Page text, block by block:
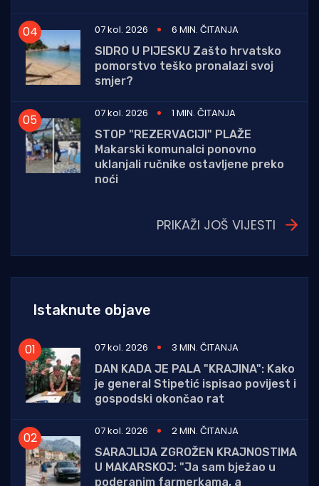
07 kol. 2026
6 MIN. ČITANJA
SIDRO U PIJESKU Zašto hrvatsko
pomorstvo teško pronalazi svoj
smjer?
07 kol. 2026
1 MIN. ČITANJA
STOP "REZERVACIJI" PLAŽE
Makarski komunalci ponovno
uklanjali ručnike ostavljene preko
noći
PRIKAŽI JOŠ VIJESTI
Istaknute objave
07 kol. 2026
3 MIN. ČITANJA
DAN KADA JE PALA "KRAJINA": Kako
je general Stipetić ispisao povijest i
gospodski okončao rat
07 kol. 2026
2 MIN. ČITANJA
SARAJLIJA ZGROŽEN KRAJNOSTIMA
U MAKARSKOJ: "Ja sam bježao u
poderanim farmerkama, a